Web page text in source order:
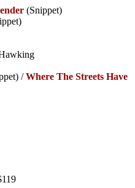
(Snippet)
/Where The Streets Have